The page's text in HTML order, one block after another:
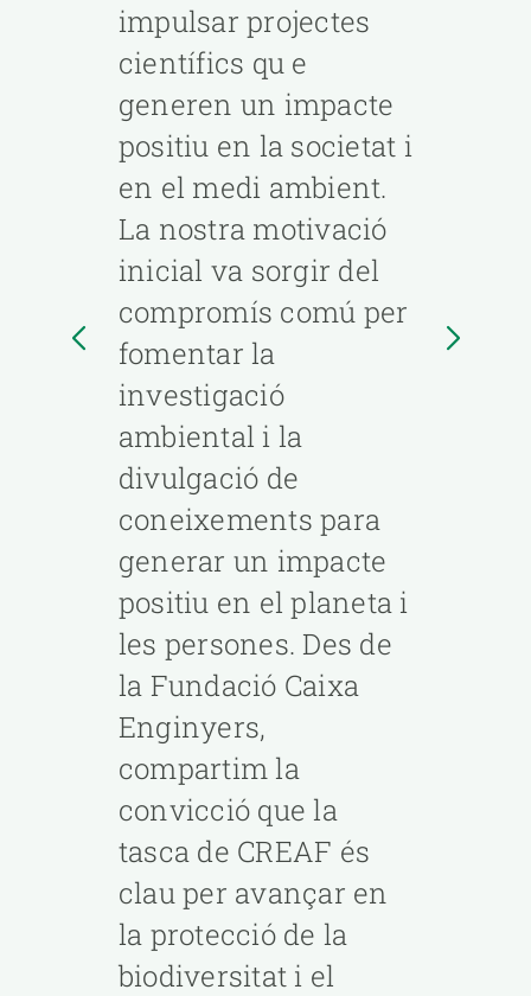
impulsar projectes
científics qu e
generen un impacte
positiu en la societat i
en el medi ambient.
La nostra motivació
inicial va sorgir del
compromís comú per
fomentar la
investigació
ambiental i la
divulgació de
coneixements para
generar un impacte
positiu en el planeta i
les persones. Des de
la Fundació Caixa
Enginyers,
compartim la
convicció que la
tasca de CREAF és
clau per avançar en
la protecció de la
biodiversitat i el